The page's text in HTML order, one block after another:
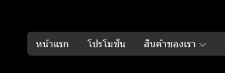
หน้าแรก โปรโมชั่น สินค้าของเรา